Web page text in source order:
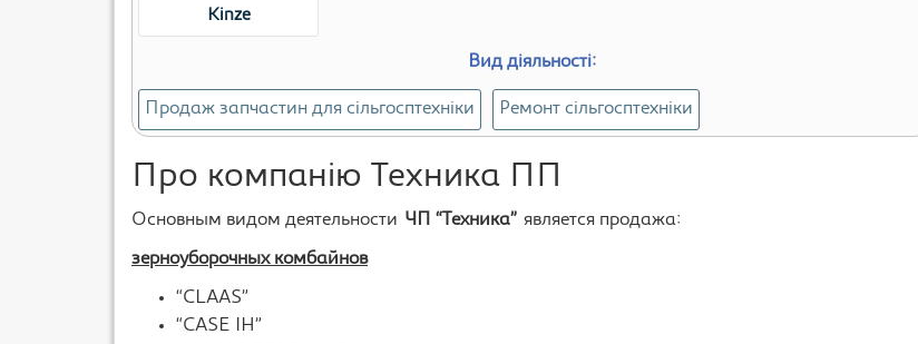
Kinze
Вид діяльності:
Продаж запчастин для сільгосптехніки Ремонт сільгосптехніки
Про компанію Техника ПП
Основным видом деятельности ЧП “Техника” является продажа:
зерноуборочных комбайнов
“CLAAS”
“CASE IH”